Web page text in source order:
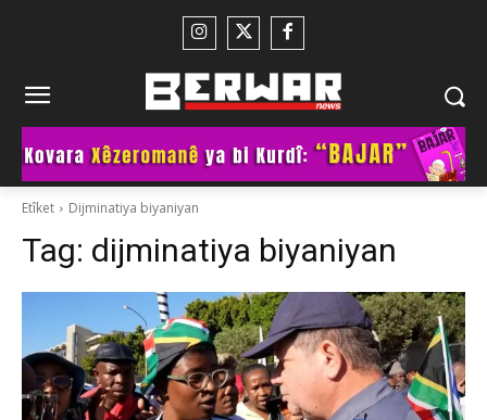
Etîket Dijminatiya biyaniyan
Tag: dijminatiya biyaniyan